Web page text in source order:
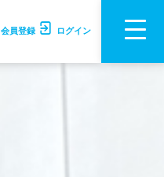
会員登録 ログイン